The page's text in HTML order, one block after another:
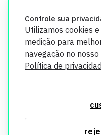
Controle sua
Utilizamos cookies
medição para
navegação no
Política de
segurança. Todos os dados
utilizados exclusivamente
informações, consulte nossa